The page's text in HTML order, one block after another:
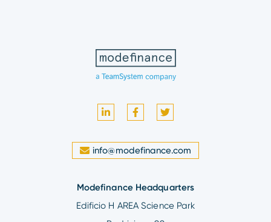
info@modefinance.com
Modefinance Headquarters
Edificio H AREA Science Park